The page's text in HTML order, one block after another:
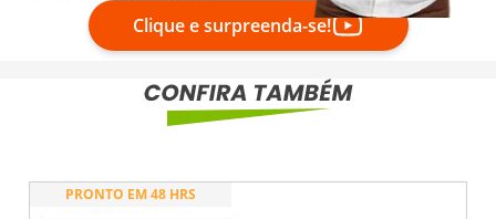
Clique e surpreenda-se!
PRONTO EM 48 HRS